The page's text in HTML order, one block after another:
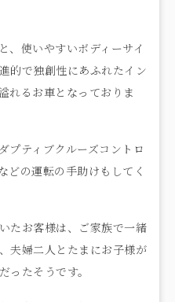
、使いやすいボディーサイ
的で独創性にあふれたイン
れるお車となっておりま
プティブクルーズコントロ
どの運転の手助けもしてく
たお客様は、ご家族で一緒
夫婦二人とたまにお子様が
ったそうです。